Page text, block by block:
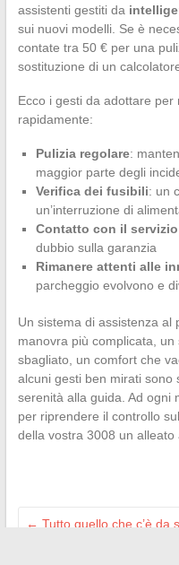
assistenti gestiti da
sui nuovi modelli. Se è
contate tra 50 € per una
sostituzione di un
Ecco i gesti da adottare
rapidamente:
Pulizia regolare:
maggior parte degli
Verifica dei fusibili: un
un’interruzione di
Contatto con il
dubbio sulla garanzia
Rimanere attenti alle
parcheggio evolvono e
Un sistema di assistenza al
manovra più complicata,
sbagliato, un comfort che
alcuni gesti ben mirati sono
serenità alla guida. Ad ogni
per riprendere il controllo
della vostra 3008 un alleato
← Tutto quello che c’è da